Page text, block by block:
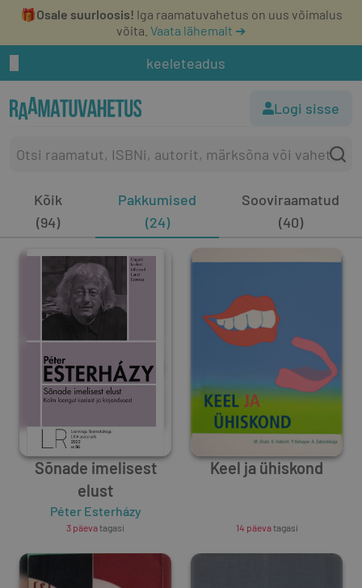
🎁Osale suurloosis! Iga raamatuvahetus on uus võimalus
võita. Vaata lähemalt ➔
keeleteadus
Logi sisse
Kõik
(94)
Pakkumised
(24)
Sooviraamatud
(40)
Sõnade imelisest
elust
Péter Esterházy
3 päevatagasi
Keel ja ühiskond
14 päevatagasi